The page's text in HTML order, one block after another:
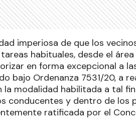
imperiosa de que los
habituales, desde el
en forma excepcional a
bajo Ordenanza 7531/20, a
modalidad habilitada a tal
conducentes y dentro de los
ratificada por el